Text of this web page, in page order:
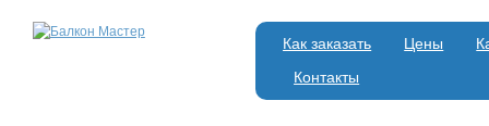
Как заказать Цены
Контакты